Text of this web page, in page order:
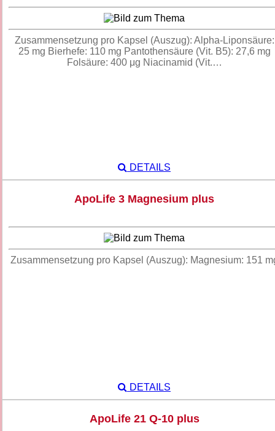
Zusammensetzung pro Kapsel (Auszug): Alpha-Liponsäure:
25 mg Bierhefe: 110 mg Pantothensäure (Vit. B5): 27,6 mg
Folsäure: 400 μg Niacinamid (Vit.…
DETAILS
ApoLife 3 Magnesium plus
Zusammensetzung pro Kapsel (Auszug): Magnesium: 151
DETAILS
ApoLife 21 Q-10 plus